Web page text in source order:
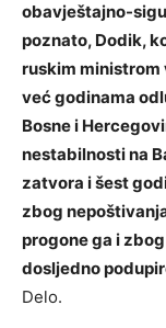
obavještajno-
poznato, Dodik,
ruskim ministrom
već godinama
Bosne i
nestabilnosti na
zatvora i šest
zbog
progone ga i
dosljedno
Delo.